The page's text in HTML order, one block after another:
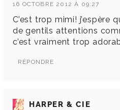
16 OCTOBRE 2012 À 09:27
C’est trop mimi! j’espère
de gentils attentions
c’est vraiment trop
RÉPONDRE
HARPER & CIE